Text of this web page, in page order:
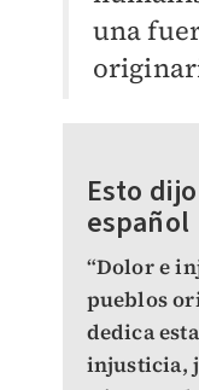
una
Esto
español
“Dolor e
pueblos
dedica
injusticia,